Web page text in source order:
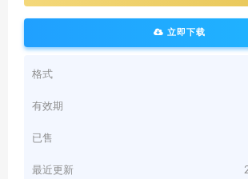
立即下载
格式
有效期
已售
最近更新